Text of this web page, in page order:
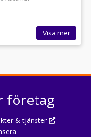
Visa mer
företag
& tjänster